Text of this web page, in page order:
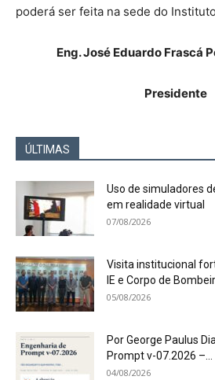
poderá ser feita na sede do
Eng. José Eduardo Frascá
Presidente
ÚLTIMAS
Uso de simuladores
em realidade virtual
07/08/2026
Visita institucional
IE e Corpo de
05/08/2026
Por George Paulus
Prompt v-07.2026 –...
04/08/2026